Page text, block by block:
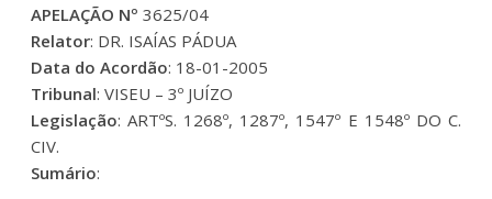
APELAÇÃO Nº 3625/04
Relator: DR. ISAÍAS PÁDUA
Data do Acordão: 18-01-2005
Tribunal: VISEU – 3º JUÍZO
Legislação: ARTºS. 1268º, 1287º, 1547º E 1548º DO C.
CIV.
Sumário: